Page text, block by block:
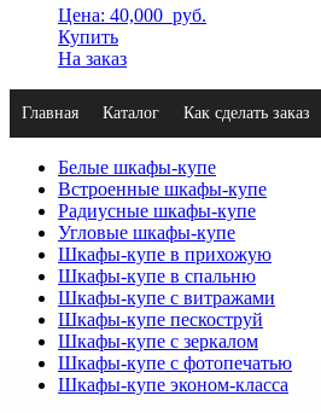
Цена: 40,000 руб.
Купить
На заказ
Главная Каталог Как сделать заказ
Белые шкафы-купе
Встроенные шкафы-купе
Радиусные шкафы-купе
Угловые шкафы-купе
Шкафы-купе в прихожую
Шкафы-купе в спальню
Шкафы-купе с витражами
Шкафы-купе пескоструй
Шкафы-купе с зеркалом
Шкафы-купе с фотопечатью
Шкафы-купе эконом-класса